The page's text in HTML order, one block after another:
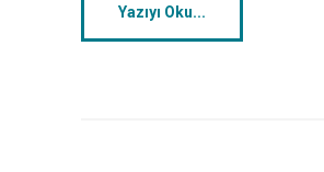
Yazıyı Oku...